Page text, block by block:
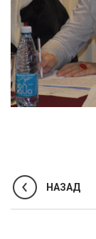
НАЗАД